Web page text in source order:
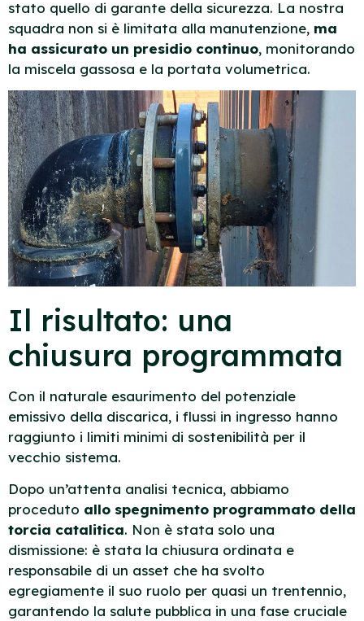
stato quello di garante della sicurezza. La nostra
squadra non si è limitata alla manutenzione, ma
ha assicurato un presidio continuo, monitorando
la miscela gassosa e la portata volumetrica.
Il risultato: una
chiusura programmata
Con il naturale esaurimento del potenziale
emissivo della discarica, i flussi in ingresso hanno
raggiunto i limiti minimi di sostenibilità per il
vecchio sistema.
Dopo un’attenta analisi tecnica, abbiamo
proceduto allo spegnimento programmato della
torcia catalitica. Non è stata solo una
dismissione: è stata la chiusura ordinata e
responsabile di un asset che ha svolto
egregiamente il suo ruolo per quasi un trentennio,
garantendo la salute pubblica in una fase cruciale